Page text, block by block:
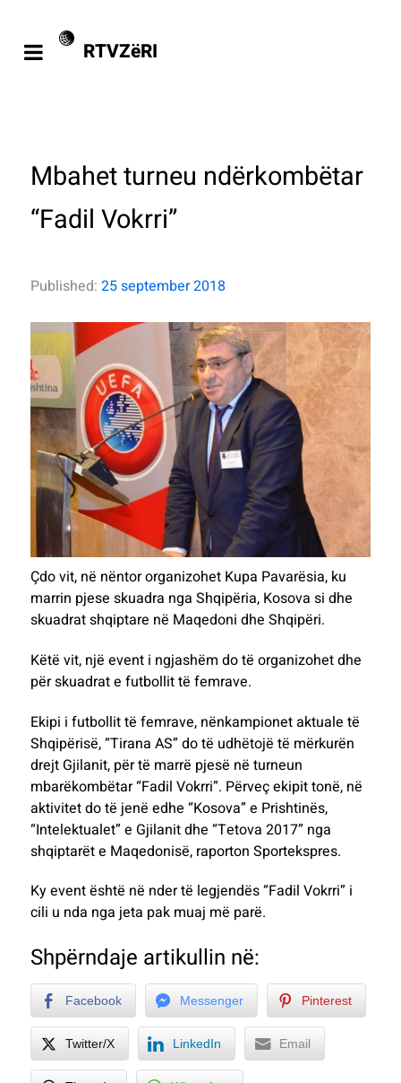
RTVZëRI
Mbahet turneu ndërkombëtar
“Fadil Vokrri”
Published: 25 september 2018
Çdo vit, në nëntor organizohet Kupa Pavarësia, ku
marrin pjese skuadra nga Shqipëria, Kosova si dhe
skuadrat shqiptare në Maqedoni dhe Shqipëri.
Këtë vit, një event i ngjashëm do të organizohet dhe
për skuadrat e futbollit të femrave.
Ekipi i futbollit të femrave, nënkampionet aktuale të
Shqipërisë, “Tirana AS” do të udhëtojë të mërkurën
drejt Gjilanit, për të marrë pjesë në turneun
mbarëkombëtar “Fadil Vokrri”. Përveç ekipit tonë, në
aktivitet do të jenë edhe “Kosova” e Prishtinës,
“Intelektualet” e Gjilanit dhe “Tetova 2017” nga
shqiptarët e Maqedonisë, raporton Sportekspres.
Ky event është në nder të legjendës “Fadil Vokrri” i
cili u nda nga jeta pak muaj më parë.
Shpërndaje artikullin në:
Facebook Messenger Pinterest
Twitter/X LinkedIn Email